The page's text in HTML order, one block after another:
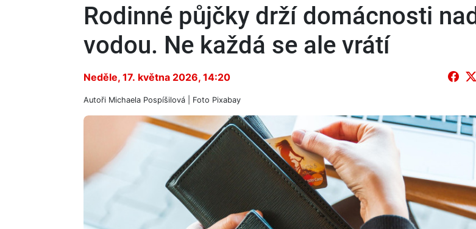
Rodinné půjčky drží domácnosti nad
vodou. Ne každá se ale vrátí
Neděle, 17. května 2026, 14:20
Autoři Michaela Pospíšilová | Foto Pixabay